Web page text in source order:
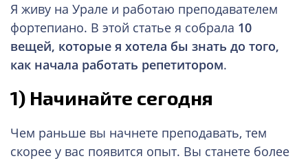
Я живу на Урале и работаю преподавателем
фортепиано. В этой статье я собрала 10
вещей, которые я хотела бы знать до того,
как начала работать репетитором.
1) Начинайте сегодня
Чем раньше вы начнете преподавать, тем
скорее у вас появится опыт. Вы станете более